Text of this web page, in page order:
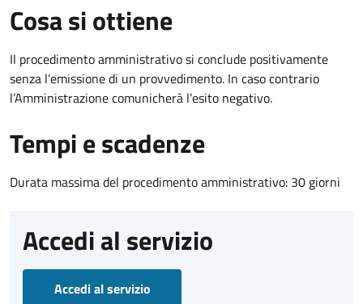
Cosa si ottiene
Il procedimento amministrativo si conclude positivamente
senza l’emissione di un provvedimento. In caso contrario
l’Amministrazione comunicherà l’esito negativo.
Tempi e scadenze
Durata massima del procedimento amministrativo: 30 giorni
Accedi al servizio
Accedi al servizio